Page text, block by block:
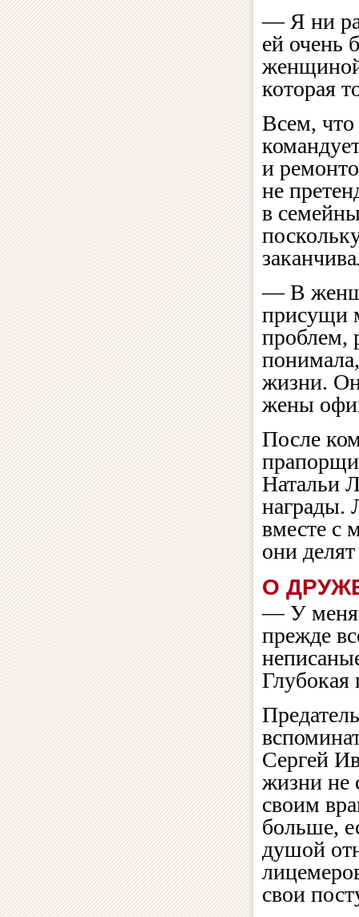
— Я ни
ей очень
которая
Всем,
и
не
в
— В
присущи
проблем,
жизни.
жены
После
Натальи
вместе с
они
О
— У меня
прежде
Глубокая
Сергей
жизни не
своим
больше,
душой
свои